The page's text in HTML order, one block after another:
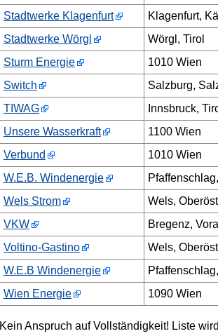
Stadtwerke Klagenfurt
Klagenfurt,
Stadtwerke Wörgl
Wörgl, Tirol
Sturm Energie
1010 Wien
Switch
Salzburg,
TIWAG
Innsbruck,
Unsere Wasserkraft
1100 Wien
Verbund
1010 Wien
W.E.B. Windenergie
Wels Strom
Wels,
VKW
Bregenz,
Voltino-Gastino
Wels,
W.E.B Windenergie
Wien Energie
1090 Wien
Kein Anspruch auf Vollständigkeit! Liste